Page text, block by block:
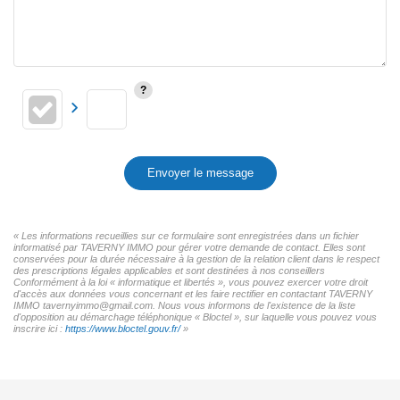
Envoyer le message
« Les informations recueillies sur ce formulaire sont enregistrées dans un fichier
informatisé par TAVERNY IMMO pour gérer votre demande de contact. Elles sont
conservées pour la durée nécessaire à la gestion de la relation client dans le respect
des prescriptions légales applicables et sont destinées à nos conseillers
Conformément à la loi « informatique et libertés », vous pouvez exercer votre droit
d'accès aux données vous concernant et les faire rectifier en contactant TAVERNY
IMMO tavernyimmo@gmail.com. Nous vous informons de l'existence de la liste
d'opposition au démarchage téléphonique « Bloctel », sur laquelle vous pouvez vous
inscrire ici : https://www.bloctel.gouv.fr/»